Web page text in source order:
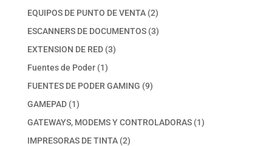
productos
EQUIPOS DE PUNTO DE VENTA 22
productos
ESCANNERS DE DOCUMENTOS 33
EXTENSION DE RED 33
Fuentes de Poder 11
producto
FUENTES DE PODER GAMING 99
GAMEPAD 11
producto
GATEWAYS, MODEMS Y CONTROLADORAS 11
IMPRESORAS DE TINTA 22